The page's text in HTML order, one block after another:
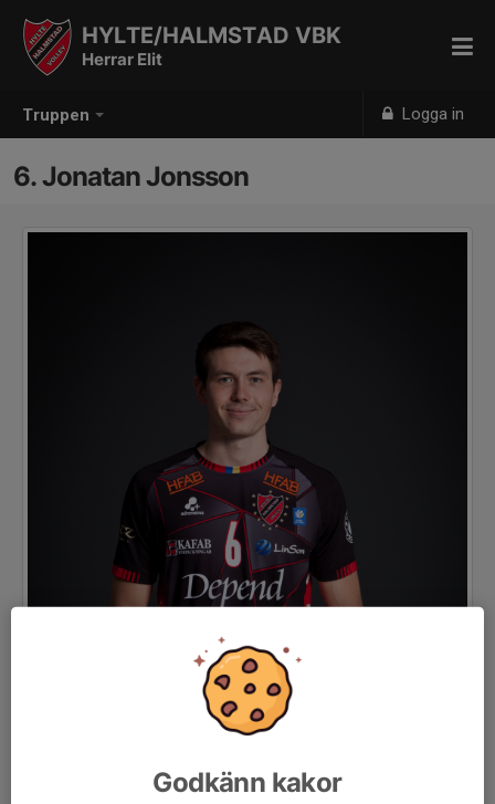
Truppen Logga in
HYLTE/HALMSTAD VBK
Herrar Elit
6. Jonatan Jonsson
Godkänn kakor